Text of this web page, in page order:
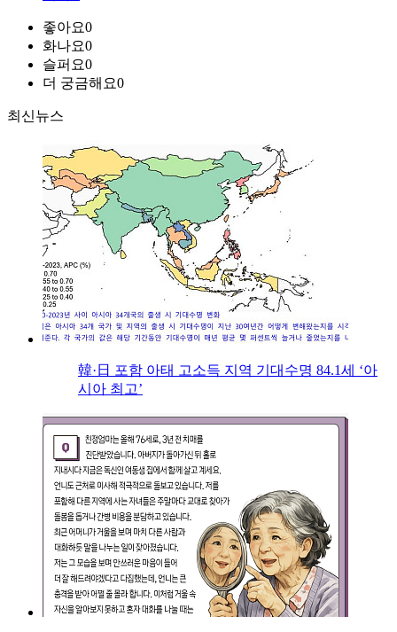
좋아요0
화나요0
슬퍼요0
더 궁금해요0
최신뉴스
韓·日 포함 아태 고소득 지역 기대수명 84.1세 ‘아
시아 최고’